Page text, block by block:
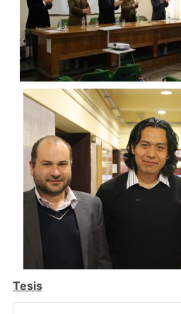
Tesis